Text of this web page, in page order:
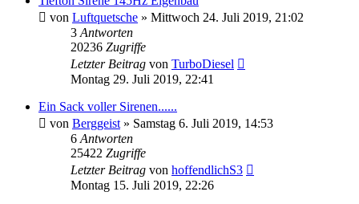
von Luftquetsche » Mittwoch 24. Juli 2019, 21:02
3 Antworten
20236 Zugriffe
Letzter Beitrag von TurboDiesel
Montag 29. Juli 2019, 22:41
Ein Sack voller Sirenen......
von Berggeist » Samstag 6. Juli 2019, 14:53
6 Antworten
25422 Zugriffe
Letzter Beitrag von hoffendlichS3
Montag 15. Juli 2019, 22:26